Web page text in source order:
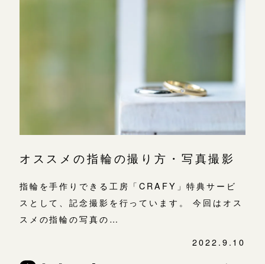
オススメの指輪の撮り方・写真撮影
指輪を手作りできる工房「CRAFY」特典サービ
スとして、記念撮影を行っています。 今回はオス
スメの指輪の写真の…
2022.9.10